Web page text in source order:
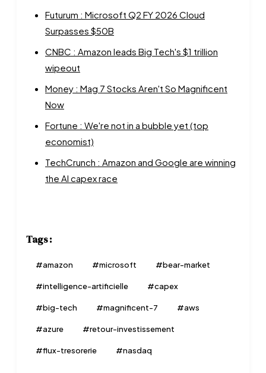
Futurum : Microsoft Q2 FY 2026 Cloud
Surpasses $50B
CNBC : Amazon leads Big Tech's $1 trillion
wipeout
Money : Mag 7 Stocks Aren't So Magnificent
Now
Fortune : We're not in a bubble yet (top
economist)
TechCrunch : Amazon and Google are winning
the AI capex race
Tags :
#amazon #microsoft #bear-market
#intelligence-artificielle #capex
#big-tech #magnificent-7 #aws
#azure #retour-investissement
#flux-tresorerie #nasdaq